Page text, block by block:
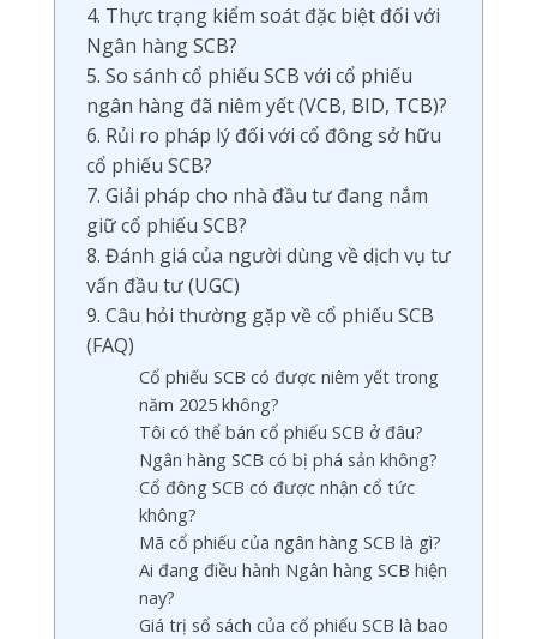
4. Thực trạng kiểm soát đặc biệt đối với
Ngân hàng SCB?
5. So sánh cổ phiếu SCB với cổ phiếu
ngân hàng đã niêm yết (VCB, BID, TCB)?
6. Rủi ro pháp lý đối với cổ đông sở hữu
cổ phiếu SCB?
7. Giải pháp cho nhà đầu tư đang nắm
giữ cổ phiếu SCB?
8. Đánh giá của người dùng về dịch vụ tư
vấn đầu tư (UGC)
9. Câu hỏi thường gặp về cổ phiếu SCB
(FAQ)
Cổ phiếu SCB có được niêm yết trong
năm 2025 không?
Tôi có thể bán cổ phiếu SCB ở đâu?
Ngân hàng SCB có bị phá sản không?
Cổ đông SCB có được nhận cổ tức
không?
Mã cổ phiếu của ngân hàng SCB là gì?
Ai đang điều hành Ngân hàng SCB hiện
nay?
Giá trị sổ sách của cổ phiếu SCB là bao